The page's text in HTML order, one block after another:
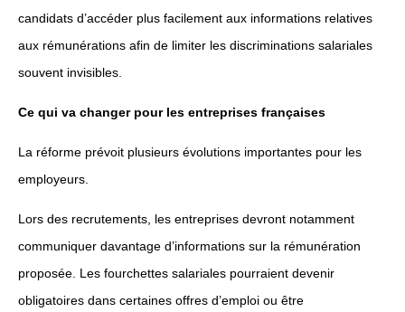
candidats d’accéder plus facilement aux informations relatives
aux rémunérations afin de limiter les discriminations salariales
souvent invisibles.
Ce qui va changer pour les entreprises françaises
La réforme prévoit plusieurs évolutions importantes pour les
employeurs.
Lors des recrutements, les entreprises devront notamment
communiquer davantage d’informations sur la rémunération
proposée. Les fourchettes salariales pourraient devenir
obligatoires dans certaines offres d’emploi ou être